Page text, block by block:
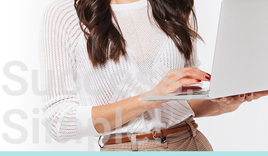
Success,
Simple!